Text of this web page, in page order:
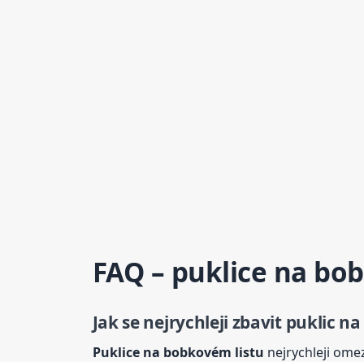
FAQ – puklice na
Jak se nejrychleji zbavit puklic
Puklice na bobkovém listu nejrychleji